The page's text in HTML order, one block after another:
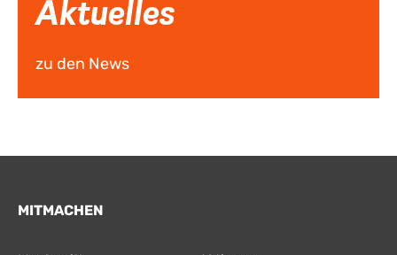
Aktuelles
zu den News
MITMACHEN